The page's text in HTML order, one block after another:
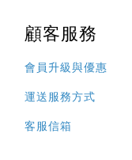
顧客服務
會員升級與優惠
運送服務方式
客服信箱